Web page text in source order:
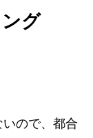
グ
ので、都合